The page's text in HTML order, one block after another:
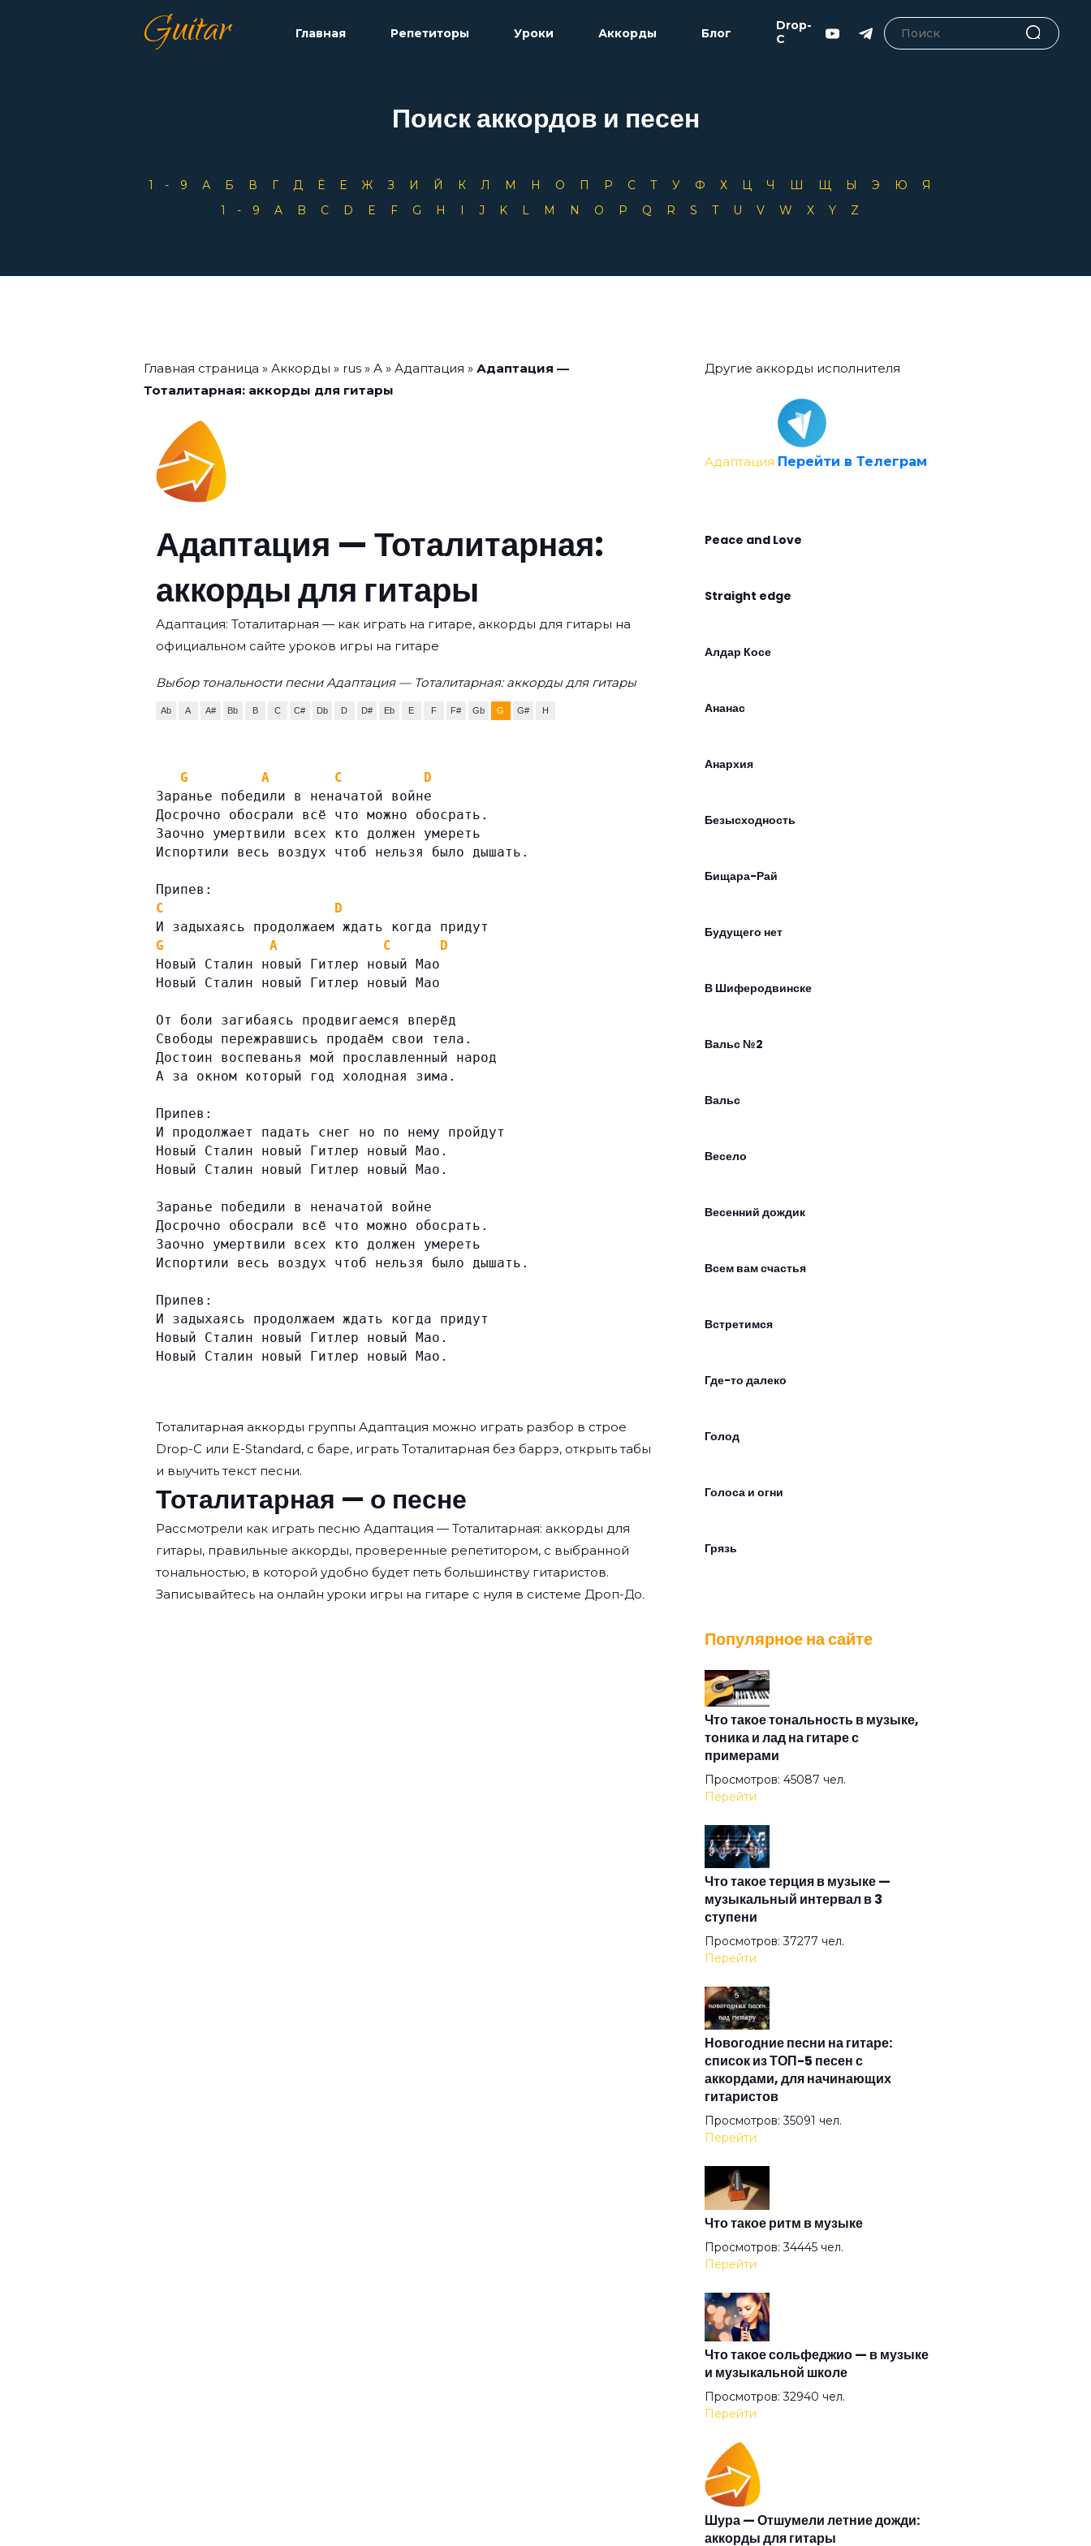
Guitar Главная Репетиторы Уроки Аккорды Блог
Drop-
C
Поиск аккордов и песен
1-9 А Б В Г Д Ё Е Ж З И Й К Л М Н О П Р С Т У Ф Х Ц Ч Ш Щ Ы Э Ю
Я
1-9
A B C D E F G H I J K L M N O P Q R S T U V W X Y Z
Главная страница » Аккорды » rus » А » Адаптация » Адаптация —
Тоталитарная: аккорды для гитары
Адаптация — Тоталитарная:
аккорды для гитары
Адаптация: Тоталитарная — как играть на гитаре, аккорды для гитары на
официальном сайте уроков игры на гитаре
Выбор тональности песни Адаптация — Тоталитарная: аккорды для гитары
Ab A A# Bb B C C# Db D D# Eb E F F# Gb G G# H
G A C
D
Заранье победили в неначатой войне
Досрочно обосрали всё что можно обосрать.
Заочно умертвили всех кто должен умереть
Испортили весь воздух чтоб нельзя было дышать.
Припев:
C
D
И задыхаясь продолжаем ждать когда придут
G
A C
D
Новый Сталин новый Гитлер новый Мао
Новый Сталин новый Гитлер новый Мао
От боли загибаясь продвигаемся вперёд
Свободы пережравшись продаём свои тела.
Достоин воспеванья мой прославленный народ
А за окном который год холодная зима.
Припев:
И продолжает падать снег но по нему пройдут
Новый Сталин новый Гитлер новый Мао.
Новый Сталин новый Гитлер новый Мао.
Заранье победили в неначатой войне
Досрочно обосрали всё что можно обосрать.
Заочно умертвили всех кто должен умереть
Испортили весь воздух чтоб нельзя было дышать.
Припев:
И задыхаясь продолжаем ждать когда придут
Новый Сталин новый Гитлер новый Мао.
Новый Сталин новый Гитлер новый Мао.
Тоталитарная аккорды группы Адаптация можно играть разбор в строе
Drop-C или E-Standard, с баре, играть Тоталитарная без баррэ, открыть табы
и выучить текст песни.
Тоталитарная — о песне
Рассмотрели как играть песню Адаптация — Тоталитарная: аккорды для
гитары, правильные аккорды, проверенные репетитором, с выбранной
тональностью, в которой удобно будет петь большинству гитаристов.
Записывайтесь на онлайн уроки игры на гитаре с нуля в системе Дроп-До.
Другие аккорды исполнителя
Адаптация Перейти в Телеграм
Peace and Love
Straight edge
Алдар Косе
Ананас
Анархия
Безысходность
Бищара-Рай
Будущего нет
В Шиферодвинске
Вальс №2
Вальс
Весело
Весенний дождик
Всем вам счастья
Встретимся
Где-то далеко
Голод
Голоса и огни
Грязь
Джейн Доу
Дождь над Бензоколонкой
Ещё один день
Жалгыздык
Железнодорожная
Живой
Жизнь в полицейском государстве
За измену Родине
Заметать следы
Запахи детства
Иллюзия дней
Империя наносит ответный удар
Кайф
Кайфа больше нет
Популярное на сайте
Что такое тональность в музыке,
тоника и лад на гитаре с
примерами
Просмотров: 45087 чел.
Перейти
Что такое терция в музыке —
музыкальный интервал в 3
ступени
Просмотров: 37277 чел.
Перейти
Новогодние песни на гитаре:
список из ТОП-5 песен с
аккордами, для начинающих
гитаристов
Просмотров: 35091 чел.
Перейти
Что такое ритм в музыке
Просмотров: 34445 чел.
Перейти
Что такое сольфеджио — в музыке
и музыкальной школе
Просмотров: 32940 чел.
Перейти
Шура — Отшумели летние дожди:
аккорды для гитары